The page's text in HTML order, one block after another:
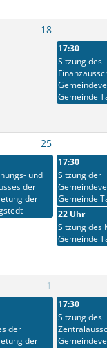
18
17:30
Sitzung des
Gemeinde
25
und
der
der
17:30
Sitzung der
Gemeinde
22 Uhr
Sitzung des
Gemeinde
1
der
der
17:30
Sitzung des